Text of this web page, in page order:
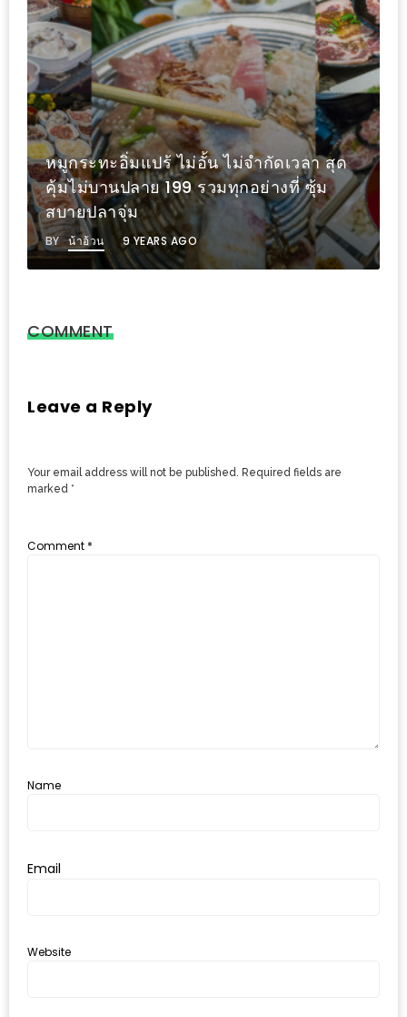
เอาใจ
ขา
กิน
โดย
เฉพาะ
อิ่ม
ไม่
อั้น
กิน
ไม่
กระทะ
เผา
งบ
ปลาย
กว่า 50 ปีด้วยความเก่าแก่และความเก๋า
ของ “เขาช่อง” สู่รูปแบบใหม่ร้านกาแฟสดที่
เปี่ยมด้วยคุณภาพ เขาช่องปาร์ค เชียงใหม่
BY น้าอ้วน 8 YEARS AGO
COMMENT
Leave a Reply
Your email address will not be published. Required fields are
marked *
Comment *
Name
Email
Website